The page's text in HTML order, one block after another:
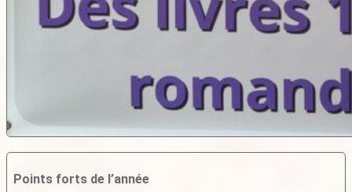
Points forts de l’année